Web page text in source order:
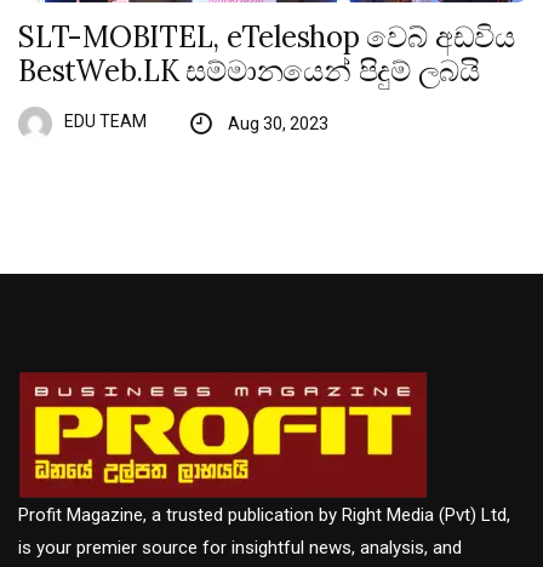
SLT-MOBITEL, eTeleshop වෙබ් අඩවිය
BestWeb.LK සම්මානයෙන් පිදුම් ලබයි
EDU TEAM Aug 30, 2023
Profit Magazine, a trusted publication by Right Media (Pvt) Ltd,
is your premier source for insightful news, analysis, and